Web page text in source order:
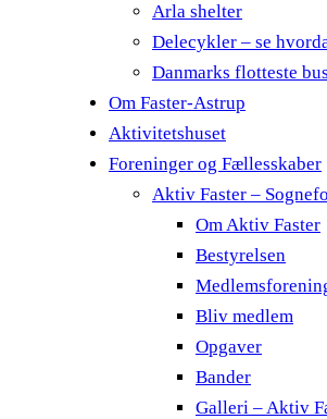
Arla shelter
Delecykler – se
Danmarks flotteste
Om Faster-Astrup
Aktivitetshuset
Foreninger og Fællesskaber
Aktiv Faster –
Om Aktiv Faster
Bestyrelsen
Bliv medlem
Opgaver
Bander
Galleri – Aktiv